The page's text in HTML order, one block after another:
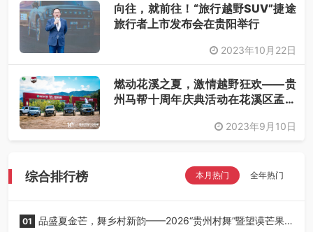
向往，就前往！“旅行越野SUV”捷途
旅行者上市发布会在贵阳举行
2023年10月22日
燃动花溪之夏，激情越野狂欢——贵
州马帮十周年庆典活动在花溪区孟关
2023年9月10日
综合排行榜 本月热门 全年热门
01 品盛夏金芒，舞乡村新韵——2026“贵州村舞”暨望谟芒果